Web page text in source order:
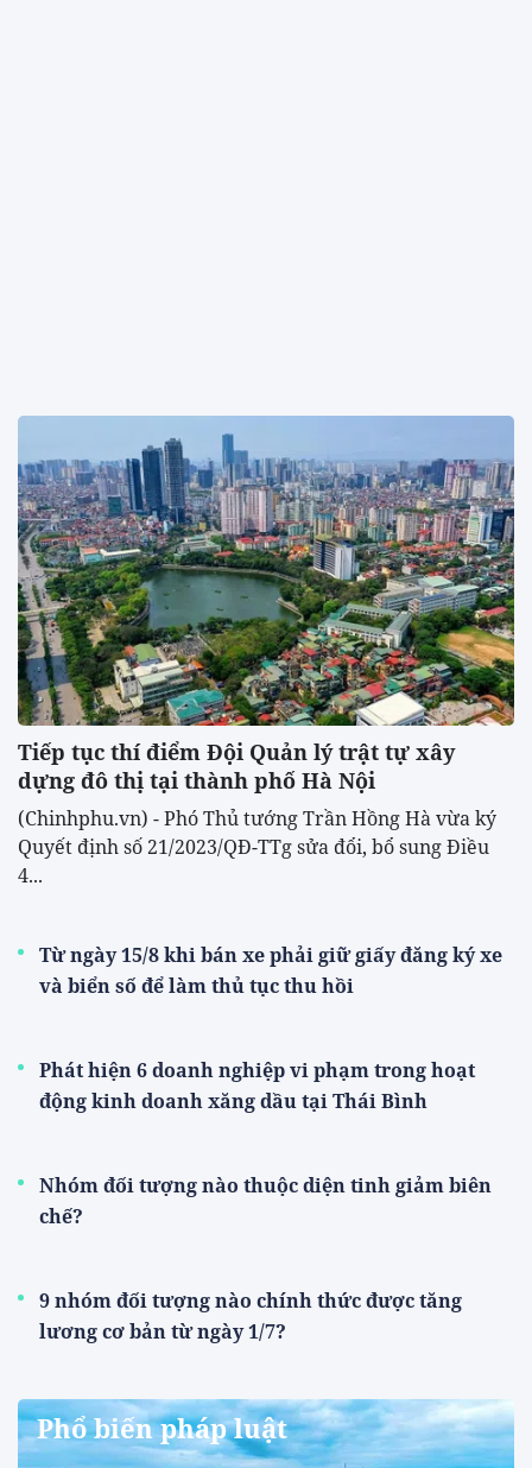
Tiếp tục thí điểm Đội Quản lý trật tự xây
dựng đô thị tại thành phố Hà Nội
(Chinhphu.vn) - Phó Thủ tướng Trần Hồng Hà vừa ký
Quyết định số 21/2023/QĐ-TTg sửa đổi, bổ sung Điều
4...
Từ ngày 15/8 khi bán xe phải giữ giấy đăng ký xe
và biển số để làm thủ tục thu hồi
Phát hiện 6 doanh nghiệp vi phạm trong hoạt
động kinh doanh xăng dầu tại Thái Bình
Nhóm đối tượng nào thuộc diện tinh giảm biên
chế?
9 nhóm đối tượng nào chính thức được tăng
lương cơ bản từ ngày 1/7?
Phổ biến pháp luật